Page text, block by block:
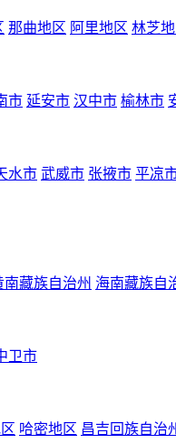
那曲地区 阿里地区 林芝
市 延安市 汉中市 榆林市
水市 武威市 张掖市 平凉
南藏族自治州 海南藏族自
卫市
哈密地区 昌吉回族自治